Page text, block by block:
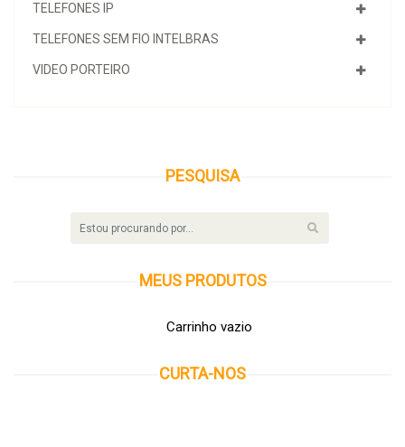
TELEFONES IP
TELEFONES SEM FIO INTELBRAS
VIDEO PORTEIRO
PESQUISA
MEUS PRODUTOS
Carrinho vazio
CURTA-NOS